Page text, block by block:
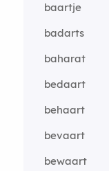
baartje
badarts
baharat
bedaart
behaart
bevaart
bewaart